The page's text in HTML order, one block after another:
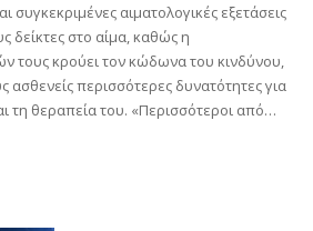
συγκεκριμένες αιματολογικές εξετάσεις
δείκτες στο αίμα, καθώς η
τους κρούει τον κώδωνα του κινδύνου,
ασθενείς περισσότερες δυνατότητες για
τη θεραπεία του. «Περισσότεροι από…